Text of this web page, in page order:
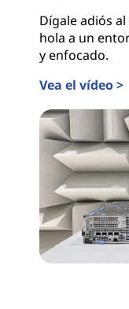
Dígale adiós
hola a un
y enfocado.
Vea el vídeo >